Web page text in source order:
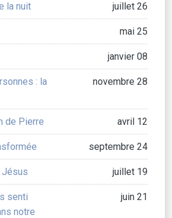
la nuit juillet 26
mai 25
janvier 08
: la
novembre 28
de Pierre avril 12
septembre 24
juillet 19
senti
notre
juin 21